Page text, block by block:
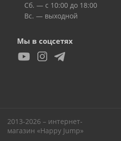
Сб. — с 10:00 до 18:00
Вс. — выходной
Мы в соцсетях
2013-2026 – интернет-
магазин «Happy Jump»